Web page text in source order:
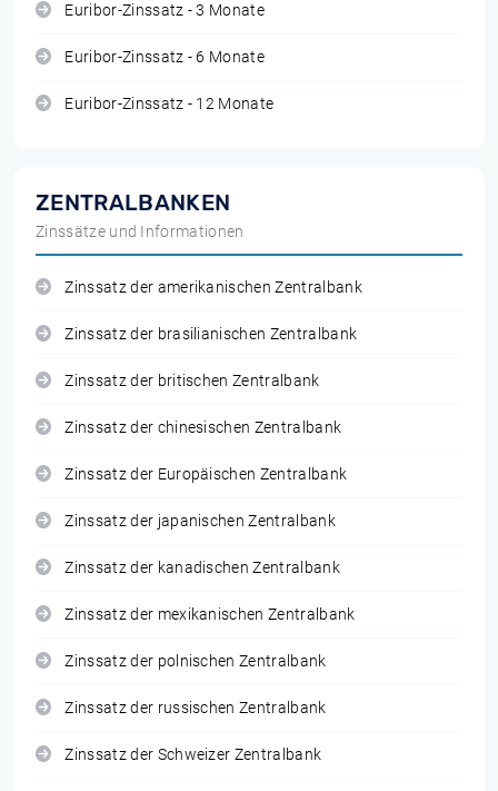
Euribor-Zinssatz - 3 Monate
Euribor-Zinssatz - 6 Monate
Euribor-Zinssatz - 12 Monate
ZENTRALBANKEN
Zinssätze und Informationen
Zinssatz der amerikanischen Zentralbank
Zinssatz der brasilianischen Zentralbank
Zinssatz der britischen Zentralbank
Zinssatz der chinesischen Zentralbank
Zinssatz der Europäischen Zentralbank
Zinssatz der japanischen Zentralbank
Zinssatz der kanadischen Zentralbank
Zinssatz der mexikanischen Zentralbank
Zinssatz der polnischen Zentralbank
Zinssatz der russischen Zentralbank
Zinssatz der Schweizer Zentralbank